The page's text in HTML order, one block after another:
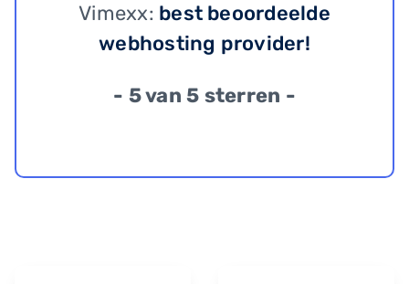
Vimexx: best beoordeelde
webhosting provider!
- 5 van 5 sterren -